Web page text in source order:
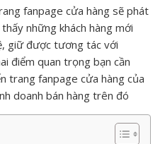
fanpage cửa hàng sẽ phát
những khách hàng mới
giữ được tương tác với
điểm quan trọng bạn cần
trang fanpage cửa hàng của
doanh bán hàng trên đó